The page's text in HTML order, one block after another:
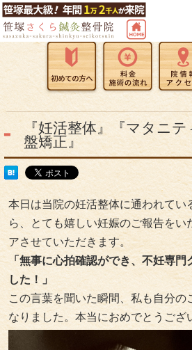
『妊活整体』『マタニ
盤矯正』
本日は当院の妊活整体に通われてい
ら、とても嬉しい妊娠のご報告をい
アさせていただきます。
「無事に心拍確認ができ、不妊専門
した！」
この言葉を聞いた瞬間、私も自分の
なりました。本当におめでとうござ